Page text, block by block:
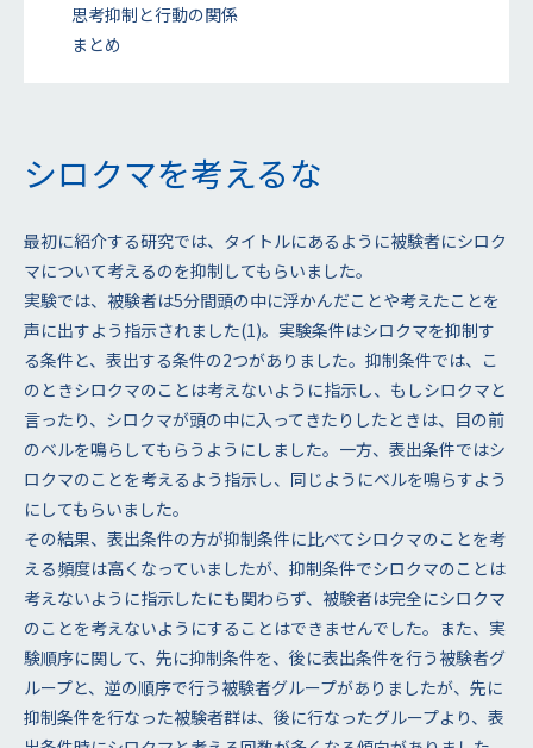
思考抑制と行動の関係
まとめ
シロクマを考えるな
最初に紹介する研究では、タイトルにあるように被験者にシロク
マについて考えるのを抑制してもらいました。
実験では、被験者は5分間頭の中に浮かんだことや考えたことを
声に出すよう指示されました(1)。実験条件はシロクマを抑制す
る条件と、表出する条件の2つがありました。抑制条件では、こ
のときシロクマのことは考えないように指示し、もしシロクマと
言ったり、シロクマが頭の中に入ってきたりしたときは、目の前
のベルを鳴らしてもらうようにしました。一方、表出条件ではシ
ロクマのことを考えるよう指示し、同じようにベルを鳴らすよう
にしてもらいました。
その結果、表出条件の方が抑制条件に比べてシロクマのことを考
える頻度は高くなっていましたが、抑制条件でシロクマのことは
考えないように指示したにも関わらず、被験者は完全にシロクマ
のことを考えないようにすることはできませんでした。また、実
験順序に関して、先に抑制条件を、後に表出条件を行う被験者グ
ループと、逆の順序で行う被験者グループがありましたが、先に
抑制条件を行なった被験者群は、後に行なったグループより、表